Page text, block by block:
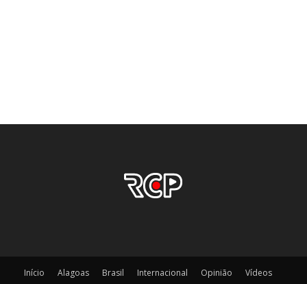
Início Alagoas Brasil Internacional Opinião
Vídeos